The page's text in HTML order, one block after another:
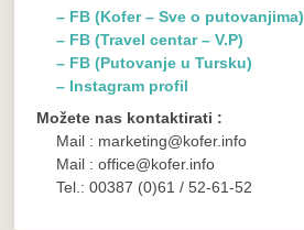
– FB (Kofer – Sve o putovanjima)
– FB (Travel centar – V.P)
– FB (Putovanje u Tursku)
– Instagram profil
Možete nas kontaktirati :
Mail : marketing@kofer.info
Mail : office@kofer.info
Tel.: 00387 (0)61 / 52-61-52